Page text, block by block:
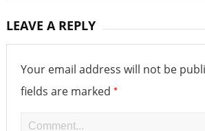
LEAVE A REPLY
Your email address will not be
fields are marked *